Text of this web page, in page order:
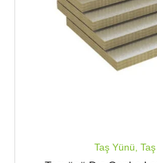
Taş Yünü,